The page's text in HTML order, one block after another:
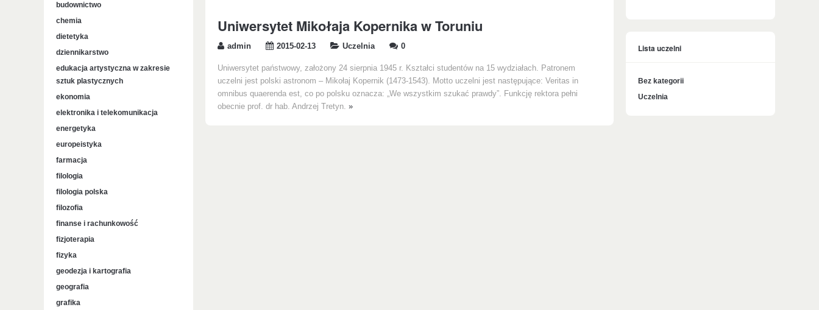
Uniwersytet Mikołaja Kopernika w Toruniu
admin 2015-02-13 Uczelnia 0
Uniwersytet państwowy, założony 24 sierpnia 1945 r. Kształci studentów na 15 wydziałach. Patronem
uczelni jest polski astronom – Mikołaj Kopernik (1473-1543). Motto uczelni jest następujące: Veritas in
omnibus quaerenda est, co po polsku oznacza: „We wszystkim szukać prawdy”. Funkcję rektora pełni
obecnie prof. dr hab. Andrzej Tretyn. »
budownictwo
chemia
dietetyka
dziennikarstwo
edukacja artystyczna w zakresie
sztuk plastycznych
ekonomia
elektronika i telekomunikacja
energetyka
europeistyka
farmacja
filologia
filologia polska
filozofia
finanse i rachunkowość
fizjoterapia
fizyka
geodezja i kartografia
geografia
grafika
Lista uczelni
Bez kategorii
Uczelnia